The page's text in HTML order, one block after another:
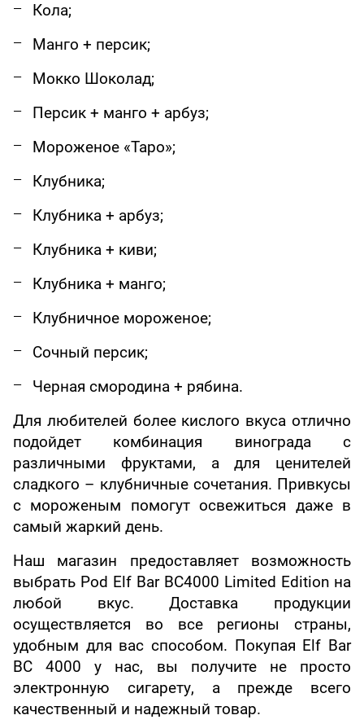
Кола;
Манго + персик;
Мокко Шоколад;
Персик + манго + арбуз;
Мороженое «Таро»;
Клубника;
Клубника + арбуз;
Клубника + киви;
Клубника + манго;
Клубничное мороженое;
Сочный персик;
Черная смородина + рябина.
Для любителей более кислого вкуса отлично
подойдет комбинация винограда с
различными фруктами, а для ценителей
сладкого – клубничные сочетания. Привкусы
с мороженым помогут освежиться даже в
самый жаркий день.
Наш магазин предоставляет возможность
выбрать Pod Elf Bar BC4000 Limited Edition на
любой вкус. Доставка продукции
осуществляется во все регионы страны,
удобным для вас способом. Покупая Elf Bar
BC 4000 у нас, вы получите не просто
электронную сигарету, а прежде всего
качественный и надежный товар.